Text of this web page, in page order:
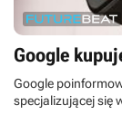
Google
Google
specjalizującej się